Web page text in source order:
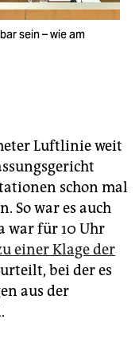
sein – wie am
Luftlinie weit
schon mal
So war es auch
war für 10 Uhr
einer Klage der
urteilt, bei der es
aus der